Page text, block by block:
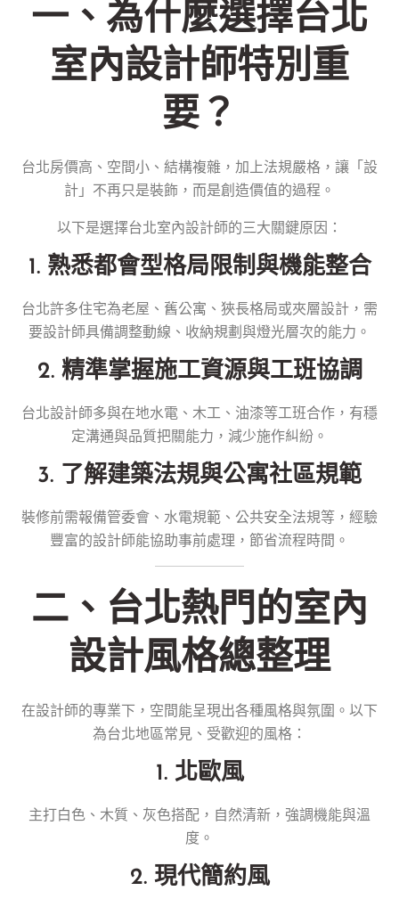
一、為什麼選擇台北
室內設計師特別重
要？
台北房價高、空間小、結構複雜，加上法規嚴格，讓「設
計」不再只是裝飾，而是創造價值的過程。
以下是選擇台北室內設計師的三大關鍵原因：
1. 熟悉都會型格局限制與機能整合
台北許多住宅為老屋、舊公寓、狹長格局或夾層設計，需
要設計師具備調整動線、收納規劃與燈光層次的能力。
2. 精準掌握施工資源與工班協調
台北設計師多與在地水電、木工、油漆等工班合作，有穩
定溝通與品質把關能力，減少施作糾紛。
3. 了解建築法規與公寓社區規範
裝修前需報備管委會、水電規範、公共安全法規等，經驗
豐富的設計師能協助事前處理，節省流程時間。
二、台北熱門的室內
設計風格總整理
在設計師的專業下，空間能呈現出各種風格與氛圍。以下
為台北地區常見、受歡迎的風格：
1. 北歐風
主打白色、木質、灰色搭配，自然清新，強調機能與溫
度。
2. 現代簡約風